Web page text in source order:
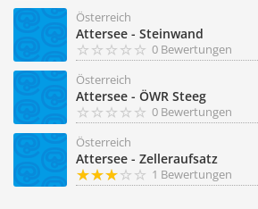
Österreich
Attersee - Steinwand
0 Bewertungen
Österreich
Attersee - ÖWR Steeg
0 Bewertungen
Österreich
Attersee - Zelleraufsatz
1 Bewertungen